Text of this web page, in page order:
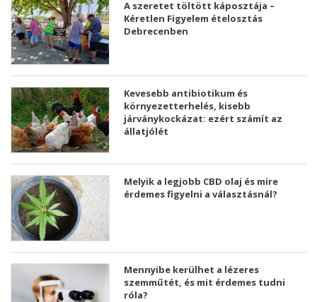
A szeretet töltött káposztája –
Kéretlen Figyelem ételosztás
Debrecenben
Kevesebb antibiotikum és
környezetterhelés, kisebb
járványkockázat: ezért számít az
állatjólét
Melyik a legjobb CBD olaj és mire
érdemes figyelni a választásnál?
Mennyibe kerülhet a lézeres
szemműtét, és mit érdemes tudni
róla?